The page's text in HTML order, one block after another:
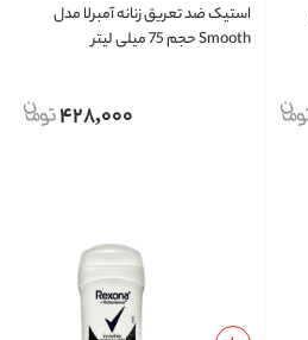
استیک ضد تعریق زنانه آمبرلا مدل
Smooth حجم 75 میلی لیتر
428,000